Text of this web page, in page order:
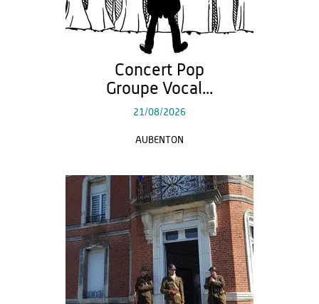
Concert Pop
Groupe Vocal...
21/08/2026
AUBENTON